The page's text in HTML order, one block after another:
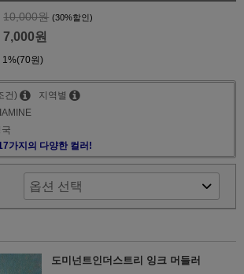
10,000원 (30%할인)
7,000원
1%(70원)
건)
지역별
가지의 다양한 컬러!
도미넌트인더스트리 잉크 머들러